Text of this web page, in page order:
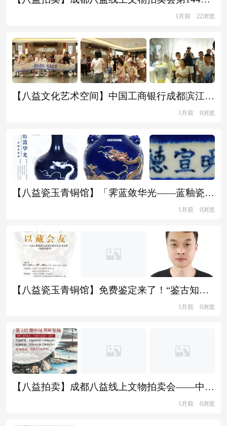
1月前 22浏览
【八益文化艺术空间】中国工商银行成都滨江支行亲子研学活动
1月前 0浏览
【八益瓷玉青铜馆】「霁蓝敛华光——蓝釉瓷器展」正在热展中
1月前 0浏览
【八益瓷玉青铜馆】免费鉴定来了！“鉴古知珍・以藏会友
1月前 0浏览
【八益拍卖】成都八益线上文物拍卖会——中国书画专场 第142期
1月前 0浏览